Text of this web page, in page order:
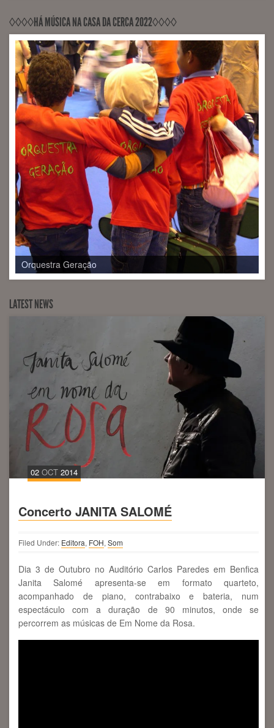
◊◊◊◊HÁ MÚSICA NA CASA DA CERCA 2022◊◊◊◊
Orquestra Geração
LATEST NEWS
02 OCT 2014
Concerto JANITA SALOMÉ
Filed Under: Editora, FOH, Som
Dia 3 de Outubro no Auditório Carlos Paredes em Benfica
Janita Salomé apresenta-se em formato quarteto,
acompanhado de piano, contrabaixo e bateria, num
espectáculo com a duração de 90 minutos, onde se
percorrem as músicas de Em Nome da Rosa.